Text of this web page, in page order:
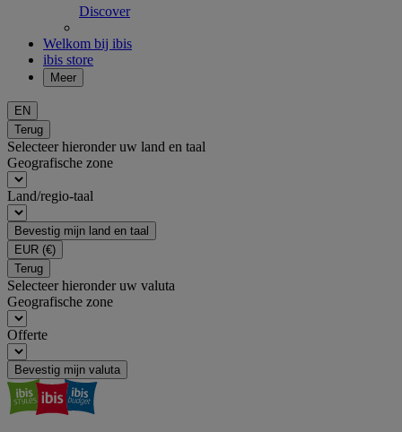
Discover
Welkom bij ibis
ibis store
Meer
EN
Terug
Selecteer hieronder uw land en taal
Geografische zone
Land/regio-taal
Bevestig mijn land en taal
EUR (€)
Terug
Selecteer hieronder uw valuta
Geografische zone
Offerte
Bevestig mijn valuta